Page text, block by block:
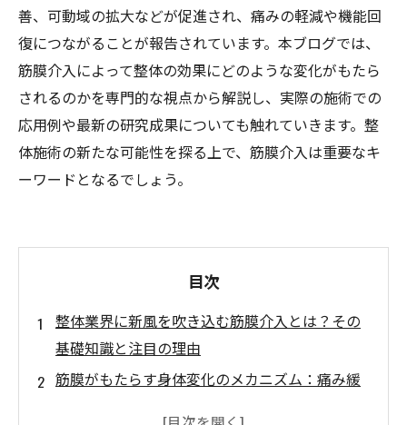
善、可動域の拡大などが促進され、痛みの軽減や機能回
復につながることが報告されています。本ブログでは、
筋膜介入によって整体の効果にどのような変化がもたら
されるのかを専門的な視点から解説し、実際の施術での
応用例や最新の研究成果についても触れていきます。整
体施術の新たな可能性を探る上で、筋膜介入は重要なキ
ーワードとなるでしょう。
目次
整体業界に新風を吹き込む筋膜介入とは？その
基礎知識と注目の理由
筋膜がもたらす身体変化のメカニズム：痛み緩